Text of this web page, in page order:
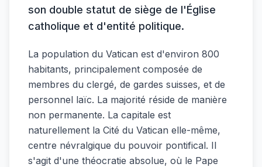
son double statut de siège de l'Église
catholique et d'entité politique.
La population du Vatican est d'environ 800
habitants, principalement composée de
membres du clergé, de gardes suisses, et de
personnel laïc. La majorité réside de manière
non permanente. La capitale est
naturellement la Cité du Vatican elle-même,
centre névralgique du pouvoir pontifical. Il
s'agit d'une théocratie absolue, où le Pape